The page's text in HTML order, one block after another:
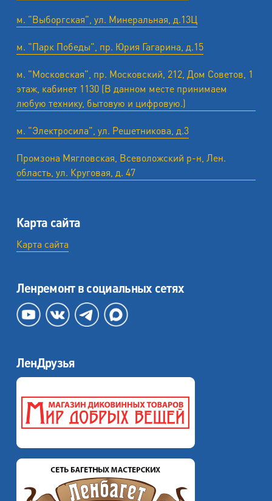
м. "Выборгская", ул. Минеральная, д.13Ц
м. "Парк Победы", пр. Юрия Гагарина, д.15
м. "Московская", пр. Московский, 212, Дом Советов, 1
этаж, кабинет 1130 (В данном месте принимаем
любую технику, бытовую и цифровую.)
м. "Электросила", ул. Решетникова, д.3
Промзона Мягловская, Всеволожский р-н, Лен.
область, ул. ​Круговая, д. 47
Карта сайта
Карта сайта
Ленремонт в социальных сетях
ЛенДрузья